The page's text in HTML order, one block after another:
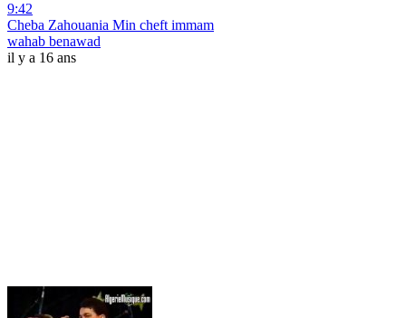
9:42
Cheba Zahouania Min cheft immam
wahab benawad
il y a 16 ans